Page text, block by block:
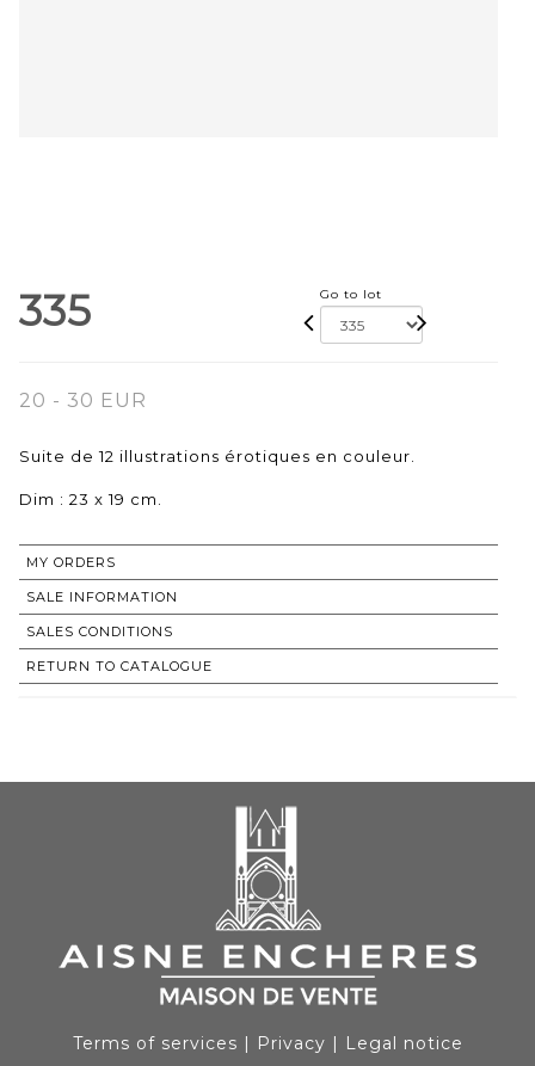
335 Go to lot
20 - 30 EUR
Suite de 12 illustrations érotiques en couleur.
Dim : 23 x 19 cm.
MY ORDERS
SALE INFORMATION
SALES CONDITIONS
RETURN TO CATALOGUE
Terms of services | Privacy | Legal notice